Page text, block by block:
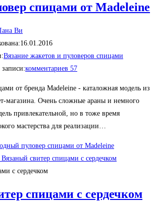
спицами от Madeleine
Ви
16.01.2016
Вязание жакетов и пуловеров спицами
комментариев 57
от бренда Madeleine - каталожная модель из
магазина. Очень сложные араны и немного
привлекательной, но в тоже время
мастерства для реализации…
пуловер спицами от Madeleine
с сердечком
спицами с сердечком